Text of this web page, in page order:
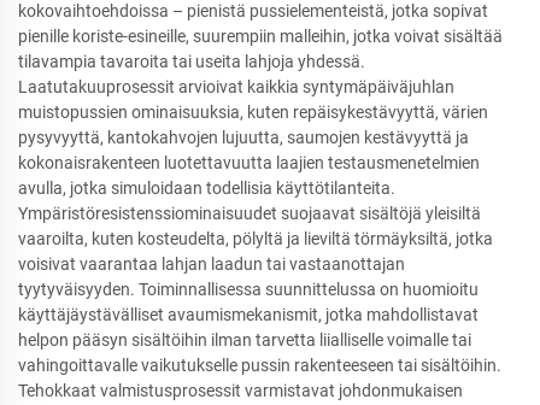
kokovaihtoehdoissa – pienistä pussielementeistä, jotka sopivat
pienille koriste-esineille, suurempiin malleihin, jotka voivat sisältää
tilavampia tavaroita tai useita lahjoja yhdessä.
Laatutakuuprosessit arvioivat kaikkia syntymäpäiväjuhlan
muistopussien ominaisuuksia, kuten repäisykestävyyttä, värien
pysyvyyttä, kantokahvojen lujuutta, saumojen kestävyyttä ja
kokonaisrakenteen luotettavuutta laajien testausmenetelmien
avulla, jotka simuloidaan todellisia käyttötilanteita.
Ympäristöresistenssiominaisuudet suojaavat sisältöjä yleisiltä
vaaroilta, kuten kosteudelta, pölyltä ja lieviltä törmäyksiltä, jotka
voisivat vaarantaa lahjan laadun tai vastaanottajan
tyytyväisyyden. Toiminnallisessa suunnittelussa on huomioitu
käyttäjäystävälliset avaumismekanismit, jotka mahdollistavat
helpon pääsyn sisältöihin ilman tarvetta liialliselle voimalle tai
vahingoittavalle vaikutukselle pussin rakenteeseen tai sisältöihin.
Tehokkaat valmistusprosessit varmistavat johdonmukaisen